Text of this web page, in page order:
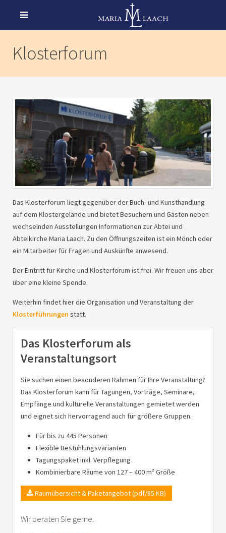
Klosterforum
Das Klosterforum liegt gegenüber der Buch- und Kunsthandlung
auf dem Klostergelände und bietet Besuchern und Gästen neben
wechselnden Ausstellungen Informationen zur Abtei und
Abteikirche Maria Laach. Zu den Öffnungszeiten ist ein Mönch oder
ein Mitarbeiter für Fragen und Auskünfte anwesend.
Der Eintritt für Kirche und Klosterforum ist frei. Wir freuen uns aber
über eine kleine Spende.
Weiterhin findet hier die Organisation und Veranstaltung der
Klosterführungen statt.
Das Klosterforum als
Veranstaltungsort
Sie suchen einen besonderen Rahmen für Ihre Veranstaltung?
Das Klosterforum kann für Tagungen, Vorträge, Seminare,
Empfänge und kulturelle Veranstaltungen gemietet werden
und eignet sich hervorragend auch für größere Gruppen.
Für bis zu 445 Personen
Flexible Bestuhlungsvarianten
Tagungspaket inkl. Verpflegung
Kombinierbare Räume von 127 – 400 m² Größe
Raumübersicht & Paketangebot (pdf/85 KB)
Wir beraten Sie gerne.